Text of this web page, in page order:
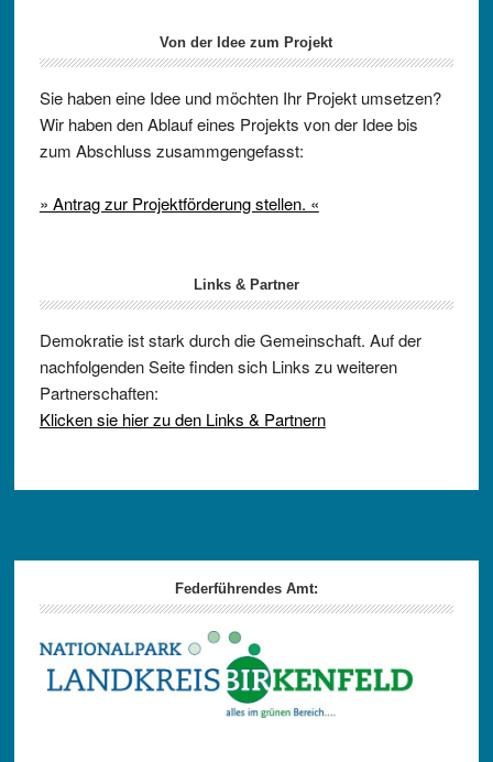
Von der Idee zum Projekt
Sie haben eine Idee und möchten Ihr Projekt umsetzen?
Wir haben den Ablauf eines Projekts von der Idee bis
zum Abschluss zusammgengefasst:
» Antrag zur Projektförderung stellen. «
Links & Partner
Demokratie ist stark durch die Gemeinschaft. Auf der
nachfolgenden Seite finden sich Links zu weiteren
Partnerschaften:
Klicken sie hier zu den Links & Partnern
Footer Federführendes Amt: